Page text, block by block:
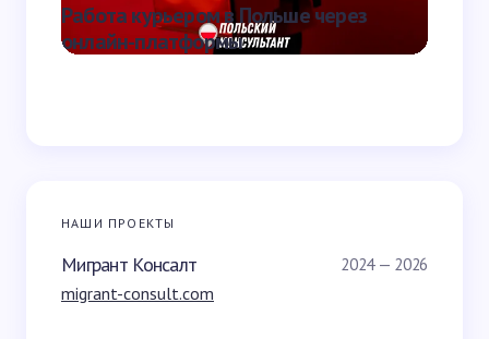
Работа курьером в Польше через
онлайн-платформы
НАШИ ПРОЕКТЫ
Мигрант Консалт 2024 — 2026
migrant-consult.com